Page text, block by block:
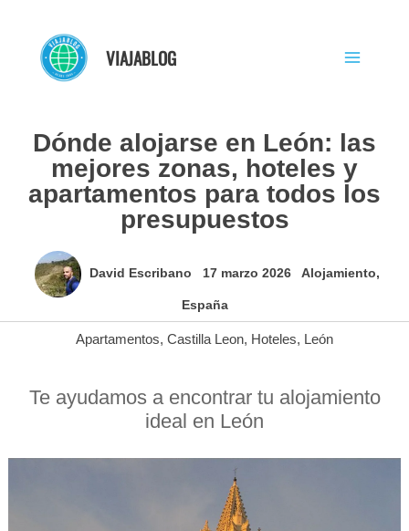
contenido
VIAJABLOG
Dónde alojarse en León: las
mejores zonas, hoteles y
apartamentos para todos los
presupuestos
David Escribano 17 marzo 2026 Alojamiento,
España
Apartamentos, Castilla Leon, Hoteles, León
Te ayudamos a encontrar tu alojamiento
ideal en León